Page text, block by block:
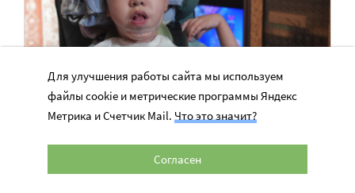
У Мадины самый тяжелый уровень
ДЦП. Очень нужна сиделка!
Мама Мадины хочет получить профессию и работать.
Для улучшения работы сайта мы используем
файлы cookie и метрические программы Яндекс
Метрика и Счетчик Mail. Что это значит?
Согласен